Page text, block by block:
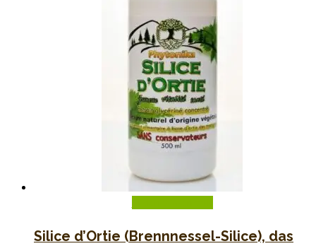
Silice d’Ortie (Brennnessel-Silice), das